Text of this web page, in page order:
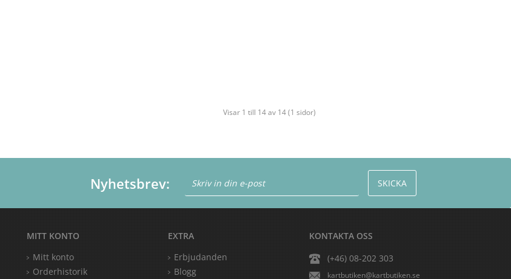
Visar 1 till 14 av 14 (1 sidor)
Nyhetsbrev:
KONTAKTA OSS
(+46) 08-202 303
kartbutiken@kartbutiken.se
EXTRA
Erbjudanden
Blogg
MITT KONTO
Mitt konto
Orderhistorik